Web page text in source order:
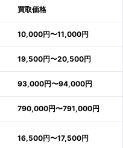
買取価格
10,000円〜11,000円
19,500円〜20,500円
93,000円〜94,000円
790,000円〜791,000円
16,500円〜17,500円